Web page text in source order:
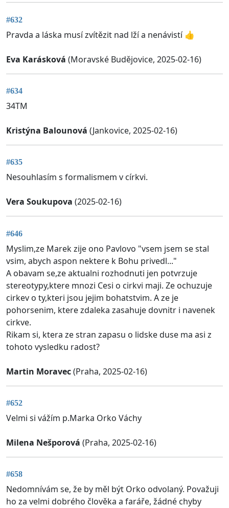
#632
Pravda a láska musí zvítězit nad lží a nenávistí 👍
Eva Karásková (Moravské Budějovice, 2025-02-16)
#634
34TM
Kristýna Balounová (Jankovice, 2025-02-16)
#635
Nesouhlasím s formalismem v církvi.
Vera Soukupova (2025-02-16)
#646
Myslim,ze Marek zije ono Pavlovo "vsem jsem se stal
vsim, abych aspon nektere k Bohu privedl..."
A obavam se,ze aktualni rozhodnuti jen potvrzuje
stereotypy,ktere mnozi Cesi o cirkvi maji. Ze ochuzuje
cirkev o ty,kteri jsou jejim bohatstvim. A ze je
pohorsenim, ktere zdaleka zasahuje dovnitr i navenek
cirkve.
Rikam si, ktera ze stran zapasu o lidske duse ma asi z
tohoto vysledku radost?
Martin Moravec(Praha, 2025-02-16)
#652
Velmi si vážím p.Marka Orko Váchy
Milena Nešporová (Praha, 2025-02-16)
#658
Nedomnívám se, že by měl být Orko odvolaný. Považuji
ho za velmi dobrého člověka a faráře, žádné chyby